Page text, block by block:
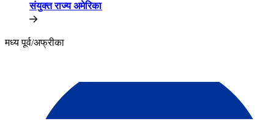
संयुक्त राज्य अमेरिका​​
मध्य पूर्व/अफ्रीका​​